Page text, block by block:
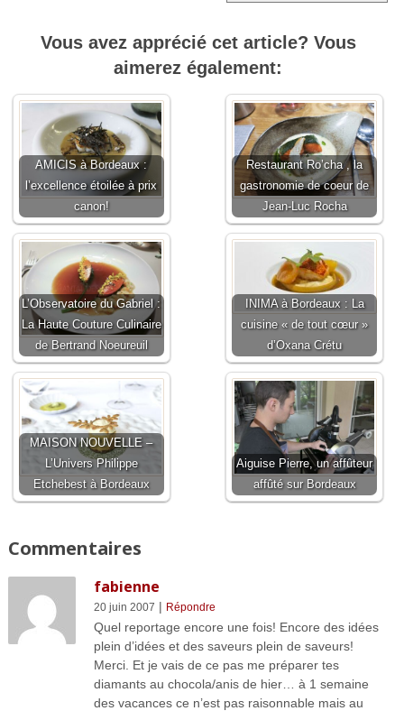
Vous avez apprécié cet article? Vous
aimerez également:
AMICIS à Bordeaux :
l’excellence étoilée à prix
canon!
Restaurant Ro’cha , la
gastronomie de coeur de
Jean-Luc Rocha
L’Observatoire du Gabriel :
La Haute Couture Culinaire
de Bertrand Noeureuil
INIMA à Bordeaux : La
cuisine « de tout cœur »
d’Oxana Crétu
MAISON NOUVELLE –
L’Univers Philippe
Etchebest à Bordeaux
Aiguise Pierre, un affûteur
affûté sur Bordeaux
Commentaires
fabienne
20 juin 2007 | Répondre
Quel reportage encore une fois! Encore des idées
plein d’idées et des saveurs plein de saveurs!
Merci. Et je vais de ce pas me préparer tes
diamants au chocola/anis de hier… à 1 semaine
des vacances ce n’est pas raisonnable mais au